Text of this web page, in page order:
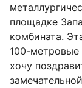
площадке
комбината.
100-метровые
хочу